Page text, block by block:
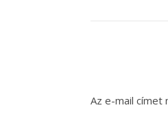
Az e-mail címet